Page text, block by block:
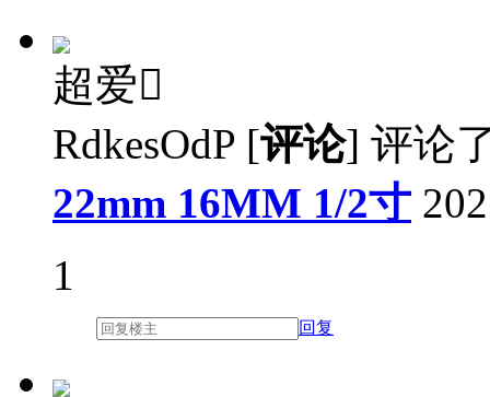
超爱
RdkesOdP [评论] 评论
22mm 16MM 1/2寸
1
回复